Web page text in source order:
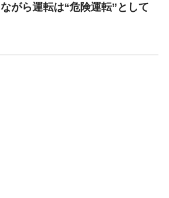
ながら運転は“危険運転”として